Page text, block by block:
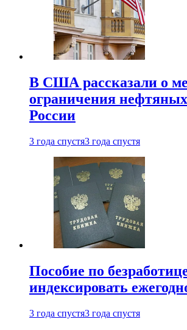
В США рассказали о
ограничения нефтяных
России
3 года спустя3 года спустя
Пособие по
индексировать
3 года спустя3 года спустя